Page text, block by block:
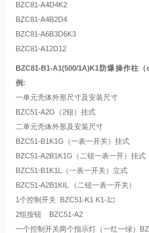
BZC81-A4D4K2
BZC81-A4B2D4
BZC81-A6B3D6K3
BZC81-A12D12
BZC81-B1-A1(500/1A)K1防爆操作柱
例:
一单元壳体外形尺寸及安装尺寸
BZC51-A2G（2钮）挂式
二单元壳体外形及安装尺寸
BZC51-B1K1G（一表一开关）挂式
BZC51-A2B1K1G（二钮一表一开）挂式
BZC51-B1K1L（一表一开关）立式
BZC51-A2B1KIL （二钮一表一开关）
1个控制开关 BZC51-K1 K1-1□
2组按钮 BZC51-A2
一个控制开关两个指示灯（一红一绿）